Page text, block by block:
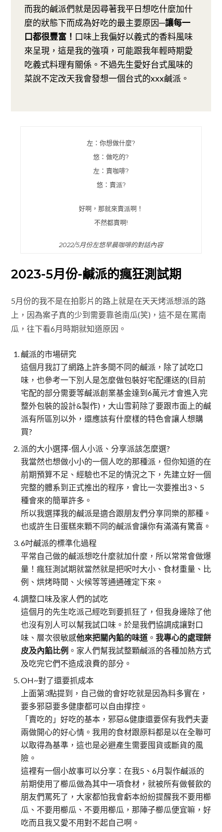
而我的鹹派們就是因尋著我平日想吃什麼加什
麼的狀態下而成為好吃的最主要原因─讓每一
口都很豐富！ 口味上我偏好以義式的香料風味
來呈現，這是我的強項，可能跟我年輕時期愛
吃義式料理有關係。不過先生愛好台式風味的
菜說不定改天我會發想一個台式的xxx鹹派。
左：你想做什麼?
悠：做吃的?
左：賣咖啡?
悠：賣派?
好啊，那就來賣派啊！
不然都賣啊!
2022/5月份左悠早晨咖啡的對話內容
2023-5月份-鹹派的瘋狂測試期
5月份的我不是在拍影片的路上就是在天天烤派想派的路
上，因為案子真的少到需要靠爸南瓜(笑)，這不是在罵南
瓜，往下看6月時期就知道原因。
鹹派的市場研究
這個月我訂了網路上許多間不同的鹹派，除了試吃口
味，也參考一下別人是怎麼做包裝好宅配運送的(目前
宅配的部分需要等鹹派創業基金達到6萬元才會進入完
整外包裝的設計&製作)，大山雪莉除了要跟市面上的鹹
派有所區別以外，還應該有什麼樣的特色會讓人想購
買?
派的大小選擇-個人小派、分享派該怎麼選?
我當然也想做小小的一個人吃的那種派，但你知道的在
前期預算不足、經驗也不足的情況之下，先建立好一個
完整的體系到正式推出的程序，會比一次要推出3、5
種會來的簡單許多。
所以我選擇我的鹹派是適合跟朋友們分享同樂的那種。
也或許生日蛋糕來顆不同的鹹派會讓你有滿滿有驚喜。
6吋鹹派的標準化過程
平常自己做的鹹派想吃什麼就加什麼，所以常常會做爆
量！瘋狂測試期就當然就是把呎吋大小、食材重量、比
例、烘烤時間、火候等等通通確定下來。
調整口味及家人們的試吃
這個月的先生吃派己經吃到要抓狂了，但我身邊除了他
也沒有別人可以幫我試口味。於是我們協調成讓對口
味、層次很敏感他來把關內餡的味道。 我專心的處理餅
皮及內餡比例 。家人們幫我試整顆鹹派的各種加熱方式
及吃完它們不造成浪費的部分。
OH~對了還要抓成本
上面第3點提到，自己做的會好吃就是因為料多實在，
要多邪惡要多健康都可以自由撑控。
「賣吃的」好吃的基本，邪惡&健康還要保有我們夫妻
兩做開心的好心情。我用的食材跟原料都是以在全聯可
以取得為基準，這也是必避產生需要囤貨或斷貨的風
險。
這裡有一個小故事可以分享：在我5、6月製作鹹派的
前期使用了櫛瓜做為其中一項食材，就被所有做餐飲的
朋友們罵死了，大家都怕我會虧本紛紛提醒我不要用櫛
瓜、不要用櫛瓜、不要用櫛瓜，那陣子櫛瓜便宜嘛，好
吃而且我又愛不用對不起自己啊。